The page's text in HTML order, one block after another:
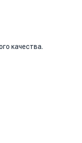
качества.